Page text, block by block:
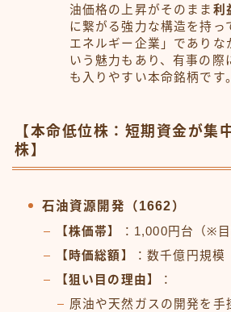
油価格の上昇がそのまま 利
に繋がる強力な構造を持っ
エネルギー企業」でありな
いう魅力もあり、有事の際
も入りやすい本命銘柄です
【本命低位株：短期資金が集
株】
石油資源開発（1662）
【株価帯】
：1,000円台（※目
【時価総額】
：数千億円規模
【狙い目の理由】
：
原油や天然ガスの開発を手